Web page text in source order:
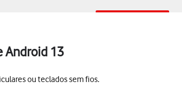
Android 13
ou teclados sem fios.